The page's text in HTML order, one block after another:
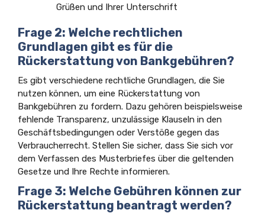
Grüßen und Ihrer Unterschrift
Frage 2: Welche rechtlichen
Grundlagen gibt es für die
Rückerstattung von Bankgebühren?
Es gibt verschiedene rechtliche Grundlagen, die Sie
nutzen können, um eine Rückerstattung von
Bankgebühren zu fordern. Dazu gehören beispielsweise
fehlende Transparenz, unzulässige Klauseln in den
Geschäftsbedingungen oder Verstöße gegen das
Verbraucherrecht. Stellen Sie sicher, dass Sie sich vor
dem Verfassen des Musterbriefes über die geltenden
Gesetze und Ihre Rechte informieren.
Frage 3: Welche Gebühren können zur
Rückerstattung beantragt werden?